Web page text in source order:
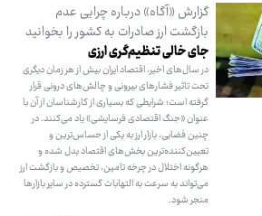
گزارش «آگاه» درباره چرایی عدم
بازگشت ارز صادرات به کشور را بخوانید
جای خالی تنظیم‌گری ارزی
در سال‌های اخیر، اقتصاد ایران بیش از هر زمان دیگری
تحت تاثیر فشارهای بیرونی و چالش‌های درونی قرار
گرفته است؛ شرایطی که بسیاری از کارشناسان از آن با
عنوان «جنگ اقتصادی فرسایشی» یاد می‌کنند. در
چنین فضایی، بازار ارز به یکی از حساس‌ترین و
تعیین‌کننده‌ترین بخش‌های اقتصاد بدل شده و
هرگونه اختلال در چرخه تامین، تخصیص و بازگشت ارز
می‌تواند به سرعت به التهابات گسترده در سایر بازارها
منجر شود.